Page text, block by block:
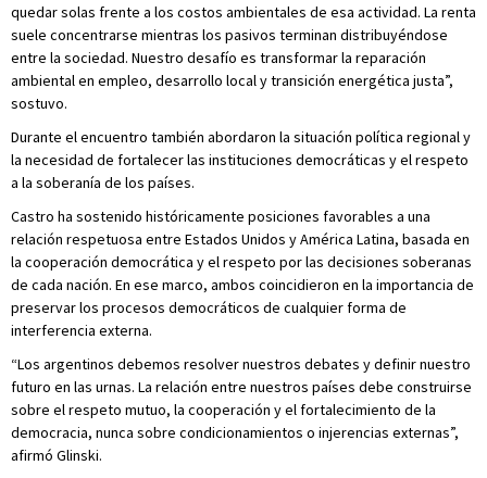
quedar solas frente a los costos ambientales de esa actividad. La renta
suele concentrarse mientras los pasivos terminan distribuyéndose
entre la sociedad. Nuestro desafío es transformar la reparación
ambiental en empleo, desarrollo local y transición energética justa”,
sostuvo.
Durante el encuentro también abordaron la situación política regional y
la necesidad de fortalecer las instituciones democráticas y el respeto
a la soberanía de los países.
Castro ha sostenido históricamente posiciones favorables a una
relación respetuosa entre Estados Unidos y América Latina, basada en
la cooperación democrática y el respeto por las decisiones soberanas
de cada nación. En ese marco, ambos coincidieron en la importancia de
preservar los procesos democráticos de cualquier forma de
interferencia externa.
“Los argentinos debemos resolver nuestros debates y definir nuestro
futuro en las urnas. La relación entre nuestros países debe construirse
sobre el respeto mutuo, la cooperación y el fortalecimiento de la
democracia, nunca sobre condicionamientos o injerencias externas”,
afirmó Glinski.